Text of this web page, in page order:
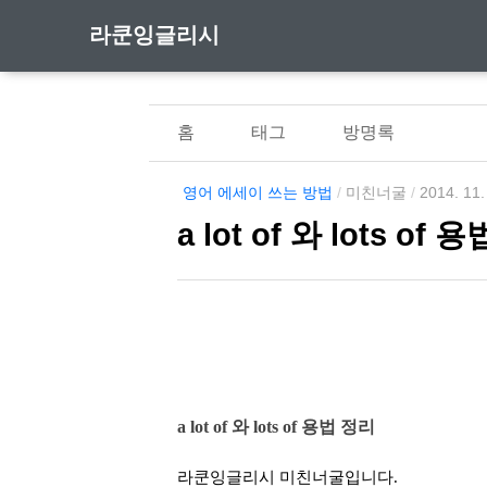
라쿤잉글리시
홈 태그 방명록
영어 에세이 쓰는 방법 / 미친너굴 / 2014.
a lot of 와 lots of 용
a lot of 와 lots of 용법 정리
라쿤잉글리시 미친너굴입니다.